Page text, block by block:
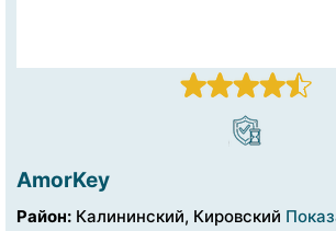
AmorKey
Район: Калининский, Кировский